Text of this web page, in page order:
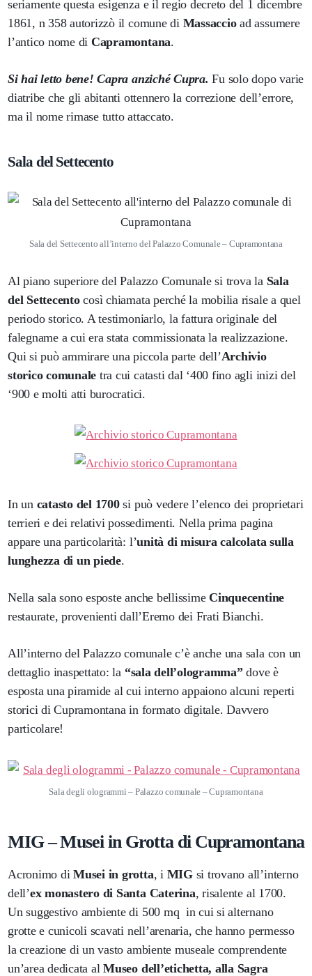
seriamente questa esigenza e il regio decreto del 1 dicembre
1861, n 358 autorizzò il comune di Massaccioad assumere
l’antico nome di Capramontana.
Si hai letto bene! Capra anziché Cupra. Fu solo dopo varie
diatribe che gli abitanti ottennero la correzione dell’errore,
ma il nome rimase tutto attaccato.
Sala del Settecento
Sala del Settecento all’interno del Palazzo Comunale – Cupramontana
Al piano superiore del Palazzo Comunale si trova la Sala
del Settecentocosì chiamata perché la mobilia risale a quel
periodo storico. A testimoniarlo, la fattura originale del
falegname a cui era stata commissionata la realizzazione.
Qui si può ammirare una piccola parte dell’Archivio
storico comunale tra cui catasti dal ‘400 fino agli inizi del
‘900 e molti atti burocratici.
In un catasto del 1700si può vedere l’elenco dei proprietari
terrieri e dei relativi possedimenti. Nella prima pagina
appare una particolarità: l’unità di misura calcolata sulla
lunghezza di un piede.
Nella sala sono esposte anche bellissime Cinquecentine
restaurate, provenienti dall’Eremo dei Frati Bianchi.
All’interno del Palazzo comunale c’è anche una sala con un
dettaglio inaspettato: la “sala dell’ologramma”dove è
esposta una piramide al cui interno appaiono alcuni reperti
storici di Cupramontana in formato digitale. Davvero
particolare!
Sala degli ologrammi – Palazzo comunale – Cupramontana
MIG – Musei in Grotta di Cupramontana
Acronimo diMusei in grotta, i MIGsi trovano all’interno
dell’ex monastero di Santa Caterina, risalente al 1700.
Un suggestivo ambiente di 500 mq in cui si alternano
grotte e cunicoli scavati nell’arenaria, che hanno permesso
la creazione di un vasto ambiente museale comprendente
un’area dedicata alMuseo dell’etichetta, alla Sagra